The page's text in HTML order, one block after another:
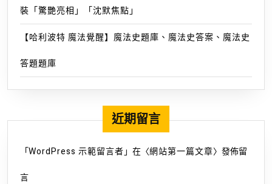
情
報-
方
遊
戲
網
裝「驚艷亮相」「沈默焦點」
【哈利波特 魔法覺醒】魔法史題庫、魔法史答案、魔法史
答題題庫
近期留言
「WordPress 示範留言者」在〈網站第一篇文章〉發佈留
言